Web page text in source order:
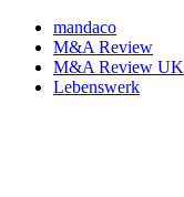
mandaco
M&A Review
M&A Review UK
Lebenswerk